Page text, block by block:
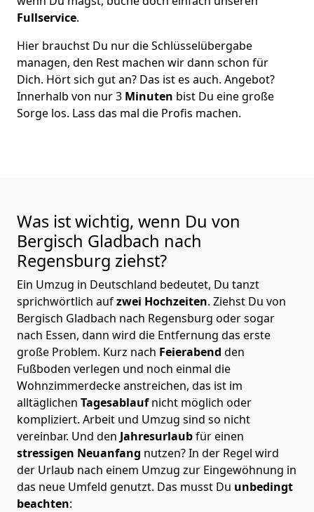
Fullservice.
Hier brauchst Du nur die Schlüsselübergabe
managen, den Rest machen wir dann schon für
Dich. Hört sich gut an? Das ist es auch. Angebot?
Innerhalb von nur 3 Minuten bist Du eine große
Sorge los. Lass das mal die Profis machen.
Was ist wichtig, wenn Du von
Bergisch Gladbach nach
Regensburg ziehst?
Ein Umzug in Deutschland bedeutet, Du tanzt
sprichwörtlich aufzwei Hochzeiten. Ziehst Du von
Bergisch Gladbach nach Regensburg oder sogar
nach Essen, dann wird die Entfernung das erste
große Problem. Kurz nach Feierabend den
Fußboden verlegen und noch einmal die
Wohnzimmerdecke anstreichen, das ist im
alltäglichen Tagesablaufnicht möglich oder
kompliziert. Arbeit und Umzug sind so nicht
vereinbar. Und den Jahresurlaubfür einen
stressigen Neuanfang nutzen? In der Regel wird
der Urlaub nach einem Umzug zur Eingewöhnung in
das neue Umfeld genutzt. Das musst Du unbedingt
beachten: